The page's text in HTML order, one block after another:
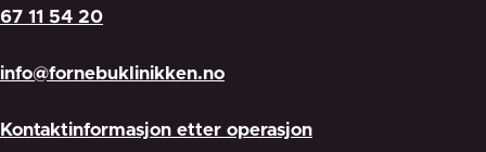
67 11 54 20
info@fornebuklinikken.no
Kontaktinformasjon etter operasjon